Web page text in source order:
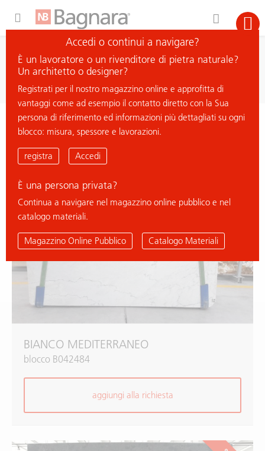
cerca materiale
< ritorna all'elenco
BIANCO MEDITERRANEO
% Deal
BIANCO MEDITERRANEO
blocco B042484
aggiungi alla richiesta
Accedi o continui a navigare?
È un lavoratore o un rivenditore di pietra naturale?
Un architetto o designer?
Registrati per il nostro magazzino online e approfitta di
vantaggi come ad esempio il contatto diretto con la Sua
persona di riferimento ed informazioni più dettagliati su ogni
blocco: misura, spessore e lavorazioni.
registra Accedi
È una persona privata?
Continua a navigare nel magazzino online pubblico e nel
catalogo materiali.
Magazzino Online Pubblico Catalogo Materiali